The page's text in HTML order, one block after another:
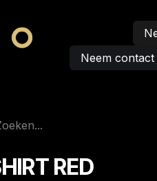
Neem
RED